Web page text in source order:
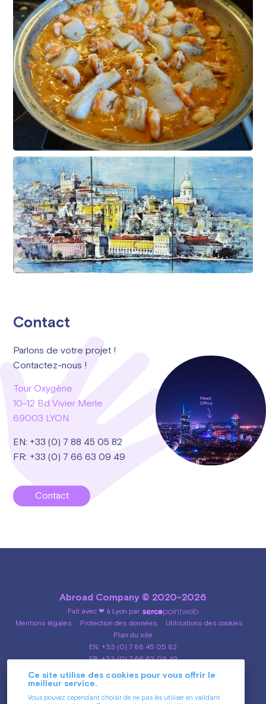
Contact
Parlons de votre projet !
Contactez-nous !
Tour Oxygène
10-12 Bd Vivier Merle
69003 LYON
EN: +33 (0) 7 88 45 05 82
FR: +33 (0) 7 66 63 09 49
Contact
Abroad Company © 2020-2026
Fait avec ❤ à Lyon par
Mentions légales
Protection des données
Utilisations des cookies
Plan du site
EN: +33 (0) 7 88 45 05 82
FR: +33 (0) 7 66 63 09 49
Ce site utilise des cookies pour vous offrir le
meilleur service.
Vous pouvez cependant choisir de ne pas les utiliser en validant